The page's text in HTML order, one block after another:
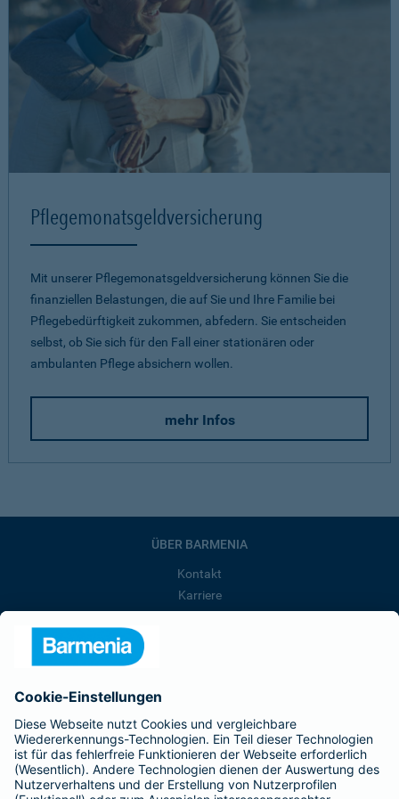
Pflegemonatsgeld­versicherung
Mit unserer Pflegemonatsgeld­versicherung können Sie die
finanziellen Belastungen, die auf Sie und Ihre Familie bei
Pflegebedürftigkeit zukommen, abfedern. Sie entscheiden
selbst, ob Sie sich für den Fall einer stationären oder
ambulanten Pflege absichern wollen.
mehr Infos
ÜBER BARMENIA
Kontakt
Karriere
Barmenia ist Teil der BarmeniaGothaer
BELIEBTE SEITEN
Kranken-Zusatzversicherung
Tierversicherungen